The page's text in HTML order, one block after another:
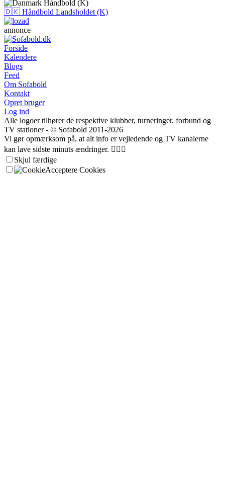
🇩🇰 Håndbold Landsholdet (K)
annonce
Forside
Kalendere
Blogs
Feed
Om Sofabold
Kontakt
Opret bruger
Log ind
Alle logoer tilhører de respektive klubber, turneringer, forbund og
TV stationer - © Sofabold 2011-2026
Vi gør opmærksom på, at alt info er vejledende og TV kanalerne
kan lave sidste minuts ændringer. 🤷🏻‍♂️
Skjul færdige
Acceptere Cookies